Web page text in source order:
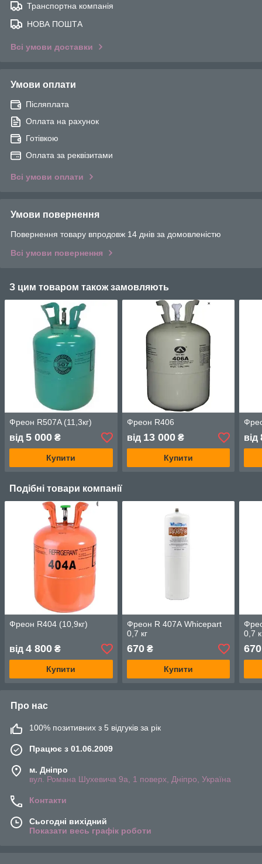
Транспортна компанія
НОВА ПОШТА
Всі умови доставки
Умови оплати
Післяплата
Оплата на рахунок
Готівкою
Оплата за реквізитами
Всі умови оплати
Умови повернення
Повернення товару впродовж 14 днів за домовленістю
Всі умови повернення
З цим товаром також замовляють
Фреон R507A (11,3кг)
від 5 000 ₴
Купити
Фреон R406
від 13 000₴
Купити
від
Подібні товари компанії
Фреон R404 (10,9кг)
від 4 800 ₴
Купити
Фреон R 407А Whicepart
0,7 кг
670₴
Купити
0,7
670
Про нас
100% позитивних з 5 відгуків за рік
Працює з 01.06.2009
м. Дніпро
вул. Романа Шухевича 9а, 1 поверх, Дніпро, Україна
Контакти
Сьогодні вихідний
Показати весь графік роботи